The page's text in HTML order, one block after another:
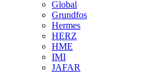
Global
Grundfos
Hermes
HERZ
HME
IMI
JAFAR